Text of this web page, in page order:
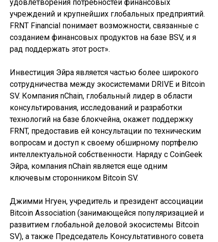
удовлетворения потребностей финансовых
учреждений и крупнейших глобальных предприятий.
FRNT Financial понимает возможности, связанные с
созданием финансовых продуктов на базе BSV, и я
рад поддержать этот рост».
Инвестиция Эйра является частью более широкого
сотрудничества между экосистемами DRIVE и Bitcoin
SV. Компания nChain, глобальный лидер в области
консультирования, исследований и разработки
технологий на базе блокчейна, окажет поддержку
FRNT, предоставив ей консультации по техническим
вопросам и доступ к своему обширному портфелю
интеллектуальной собственности. Наряду с CoinGeek
Эйра, компания nChain является еще одним
ключевым сторонником Bitcoin SV.
Джимми Нгуен, учредитель и президент ассоциации
Bitcoin Association (занимающейся популяризацией и
развитием глобальной деловой экосистемы Bitcoin
SV), а также Председатель Консультативного совета